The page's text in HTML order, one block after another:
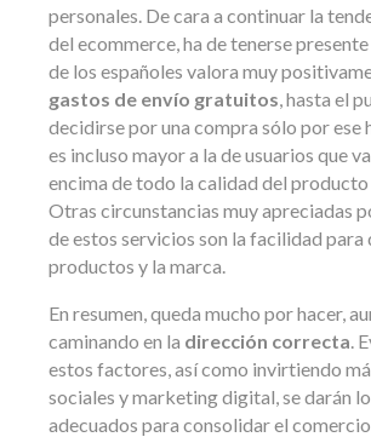
personales. De cara a continuar la
del ecommerce, ha de tenerse
de los españoles valora muy
gastos de envío gratuitos, hasta el
decidirse por una compra sólo por ese
es incluso mayor a la de usuarios que
encima de todo la calidad del producto
Otras circunstancias muy apreciadas
de estos servicios son la facilidad para
productos y la marca.
En resumen, queda mucho por hacer,
caminando en la dirección correcta.
estos factores, así como invirtiendo
sociales y marketing digital, se darán
adecuados para consolidar el